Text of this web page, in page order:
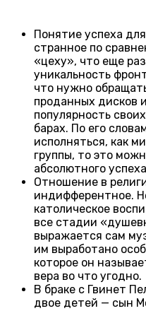
Понятие успеха
странное по
«цеху», что еще
уникальность
что нужно
проданных дисков
популярность
барах. По его
исполняться, как
группы, то это
абсолютного
Отношение в
индифферентное.
католическое
все стадии
выражается сам
им выработано
которое он
вера во что угодно.
В браке с Гвинет
двое детей — сын